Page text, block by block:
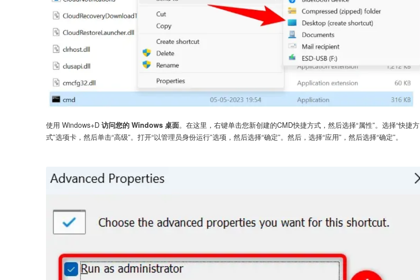
使用 Windows+D 访问您的 Windows 桌面。在这里，右键单击您新创建的CMD快捷方式，然后选择“属性”。选择“快捷方
式”选项卡，然后单击“高级”。打开“以管理员身份运行”选项，然后选择“确定”。然后，选择“应用”，然后选择“确定”。